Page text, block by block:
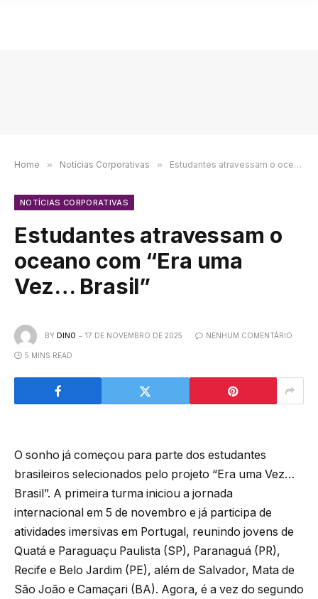
Home » Notícias Corporativas » Estudantes atravessam o oceano com “Era uma Vez… Brasil”
NOTÍCIAS CORPORATIVAS
Estudantes atravessam o
oceano com “Era uma
Vez… Brasil”
BY DINO 17 DE NOVEMBRO DE 2025 NENHUM COMENTÁRIO
5 MINS READ
O sonho já começou para parte dos estudantes
brasileiros selecionados pelo projeto “Era uma Vez…
Brasil”. A primeira turma iniciou a jornada
internacional em 5 de novembro e já participa de
atividades imersivas em Portugal, reunindo jovens de
Quatá e Paraguaçu Paulista (SP), Paranaguá (PR),
Recife e Belo Jardim (PE), além de Salvador, Mata de
São João e Camaçari (BA). Agora, é a vez do segundo